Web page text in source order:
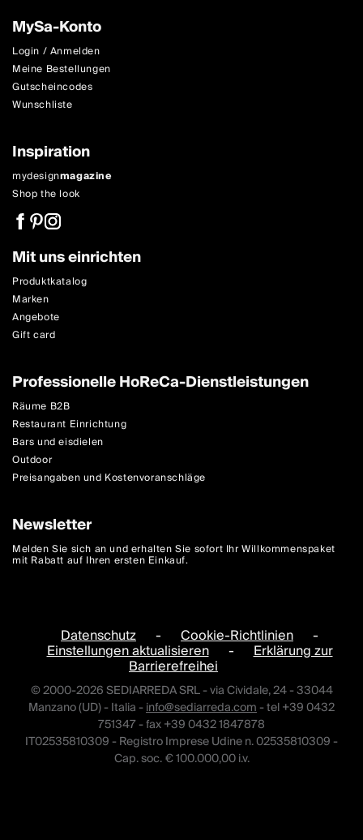
MySa-Konto
Login / Anmelden
Meine Bestellungen
Gutscheincodes
Wunschliste
Inspiration
mydesignmagazine
Shop the look
Mit uns einrichten
Produktkatalog
Marken
Angebote
Gift card
Professionelle HoReCa-Dienstleistungen
Räume B2B
Restaurant Einrichtung
Bars und eisdielen
Outdoor
Preisangaben und Kostenvoranschläge
Newsletter
Melden Sie sich an und erhalten Sie sofort Ihr Willkommenspaket
mit Rabatt auf Ihren ersten Einkauf.
Datenschutz - Cookie-Richtlinien -
Einstellungen aktualisieren - Erklärung zur
Barrierefreihei
© 2000-2026 SEDIARREDA SRL - via Cividale, 24 - 33044
Manzano (UD) - Italia -info@sediarreda.com- tel +39 0432
751347 - fax +39 0432 1847878
IT02535810309 - Registro Imprese Udine n. 02535810309 -
Cap. soc. € 100.000,00 i.v.